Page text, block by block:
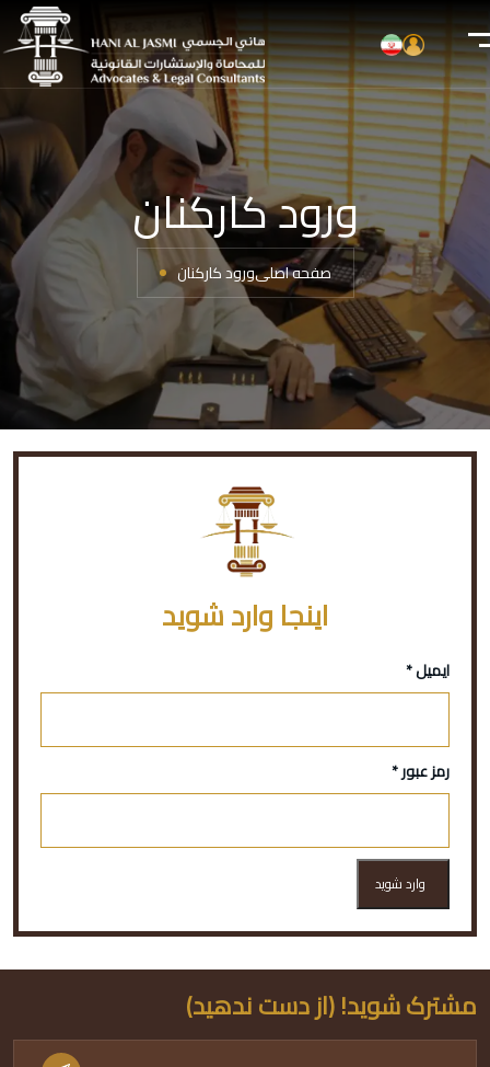
ورود کارکنان
صفحه اصلیورود کارکنان
اینجا وارد شوید
ایمیل *
رمز عبور *
وارد شوید
مشترک شوید! (از دست ندهید)